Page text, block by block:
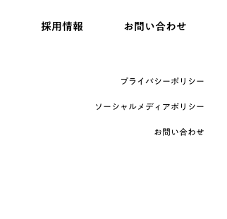
採用情報 お問い合わせ
プライバシーポリシー
ソーシャルメディアポリシー
お問い合わせ